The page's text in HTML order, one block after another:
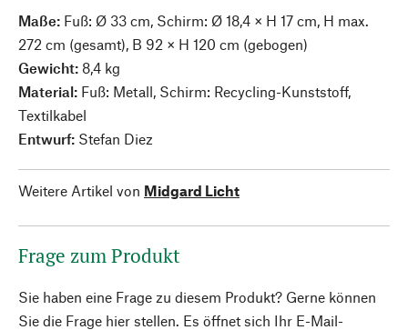
Maße: Fuß: Ø 33 cm, Schirm: Ø 18,4 × H 17 cm, H max.
272 cm (gesamt), B 92 × H 120 cm (gebogen)
Gewicht: 8,4 kg
Material: Fuß: Metall, Schirm: Recycling-Kunststoff,
Textilkabel
Entwurf: Stefan Diez
Weitere Artikel von Midgard Licht
Frage zum Produkt
Sie haben eine Frage zu diesem Produkt? Gerne können
Sie die Frage hier stellen. Es öffnet sich Ihr E-Mail-